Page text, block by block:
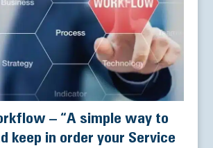
– “A simple way to
keep in order your Service